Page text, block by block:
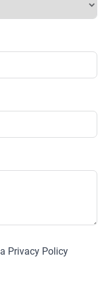
Privacy Policy